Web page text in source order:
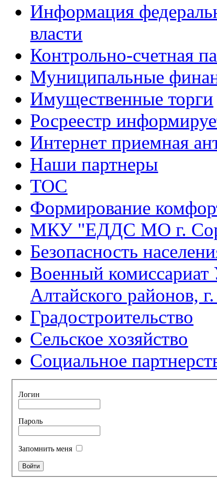
Информация
власти
Контрольно-счетная
Муниципальные
Имущественные торги
Росреестр
Интернет приемная
Наши партнеры
ТОС
Формирование
МКУ "ЕДДС МО г.
Безопасность
Военный комиссариат
Алтайского районов,
Градостроительство
Сельское хозяйство
Социальное
Логин
Пароль
Запомнить меня